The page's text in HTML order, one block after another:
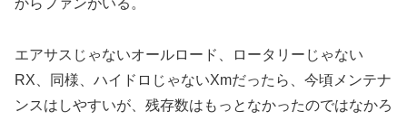
エアサスじゃないオールロード、ロータリーじゃない
RX、同様、ハイドロじゃないXmだったら、今頃メンテナ
ンスはしやすいが、残存数はもっとなかったのではなかろ